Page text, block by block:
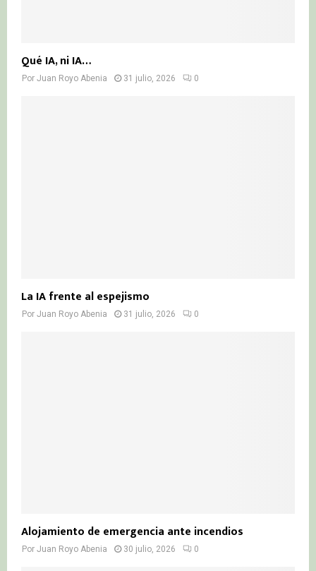
Qué IA, ni IA…
Por Juan Royo Abenia 31 julio, 2026 0
La IA frente al espejismo
Por Juan Royo Abenia 31 julio, 2026 0
Alojamiento de emergencia ante incendios
Por Juan Royo Abenia 30 julio, 2026 0